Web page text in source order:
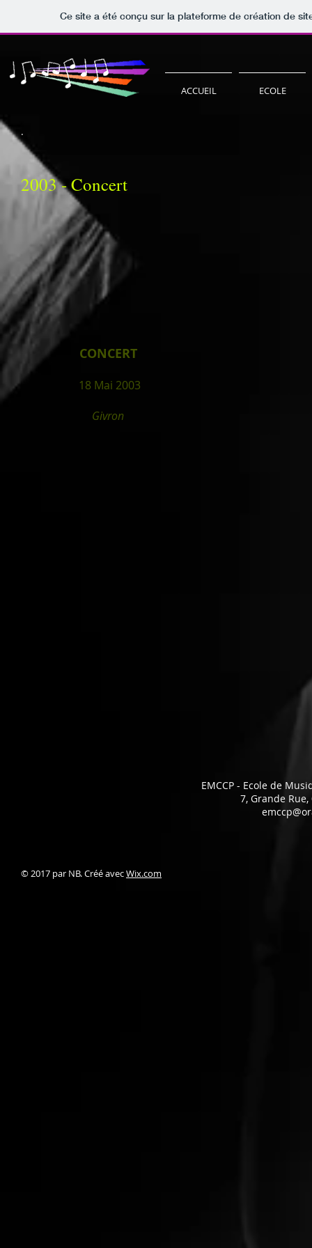
Ce site a été conçu sur la plateforme de création de
ACCUEIL ECOLE
.
2003 - Concert
CONCERT
18 Mai 2003
Givron
EMCCP - Ecole de
7, Grande Rue,
© 2017 par NB. Créé avecWix.com